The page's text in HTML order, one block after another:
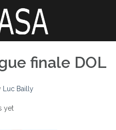
finale DOL
Luc Bailly
yet